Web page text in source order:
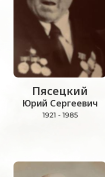
Пясецкий
Юрий Сергеевич
1921 - 1985